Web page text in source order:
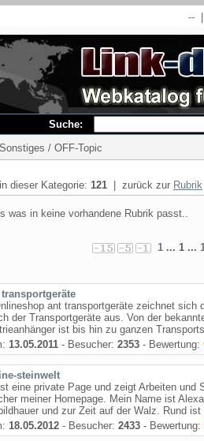
--
Suche:
/ OFF-Topic
dieser Kategorie: 121 | zurück zur Rubrik
was in keine vorhandene Rubrik passt..
1 ... 1 ...
ant transportgeräte zeichnet sich
der Transportgeräte aus. Von der
ist bis hin zu ganzen
13.05.2011 - Besucher: 2353 - Bewertung:
steinwelt
eine private Page und zeigt Arbeiten und
meiner Homepage. Mein Name ist
und zur Zeit auf der Walz. Rund
18.05.2012 - Besucher: 2433 - Bewertung: